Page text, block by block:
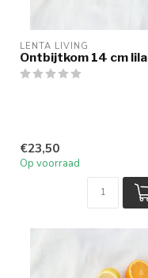
LENTA LIVING
Ontbijtkom 14 cm lila
€23,50
Op voorraad